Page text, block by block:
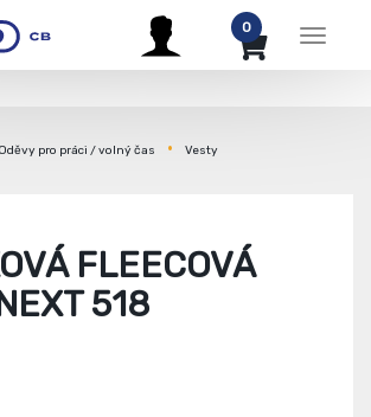
Menu
0
Oděvy pro práci / volný čas Vesty
FLEECOVÁ
518